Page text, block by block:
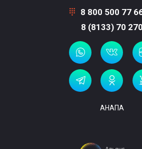
8 800 500 77
8 (8133) 70 270
АНАПА